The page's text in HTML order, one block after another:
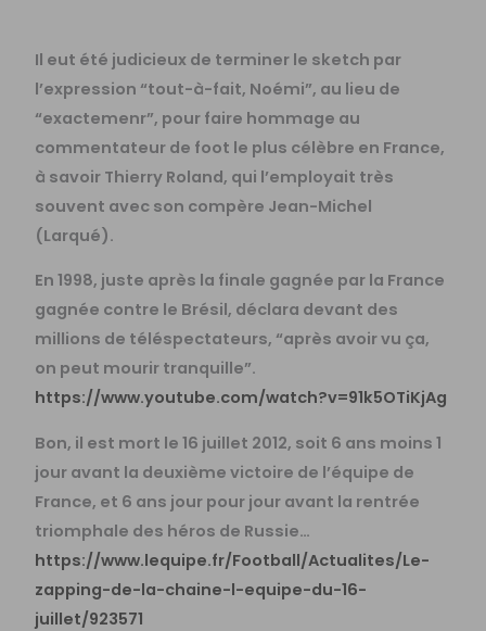
Il eut été judicieux de terminer le sketch par
l’expression “tout-à-fait, Noémi”, au lieu de
“exactemenr”, pour faire hommage au
commentateur de foot le plus célèbre en France,
à savoir Thierry Roland, qui l’employait très
souvent avec son compère Jean-Michel
(Larqué).
En 1998, juste après la finale gagnée par la France
gagnée contre le Brésil, déclara devant des
millions de téléspectateurs, “après avoir vu ça,
on peut mourir tranquille”.
https://www.youtube.com/watch?v=91k5OTiKjAg
Bon, il est mort le 16 juillet 2012, soit 6 ans moins 1
jour avant la deuxième victoire de l’équipe de
France, et 6 ans jour pour jour avant la rentrée
triomphale des héros de Russie…
https://www.lequipe.fr/Football/Actualites/Le-
zapping-de-la-chaine-l-equipe-du-16-
juillet/923571